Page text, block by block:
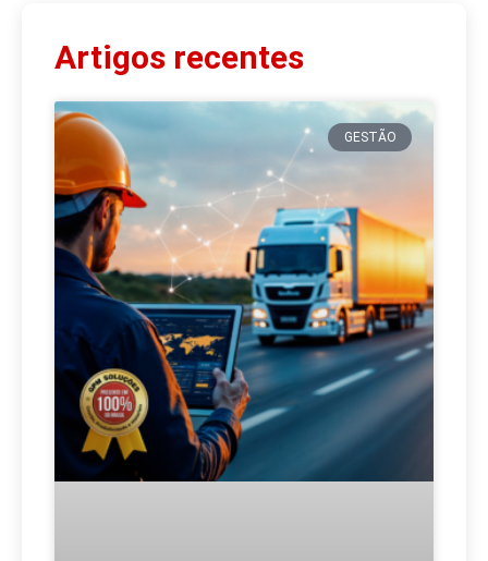
Artigos recentes
GESTÃO